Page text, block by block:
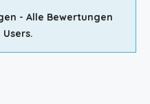
- Alle Bewertungen